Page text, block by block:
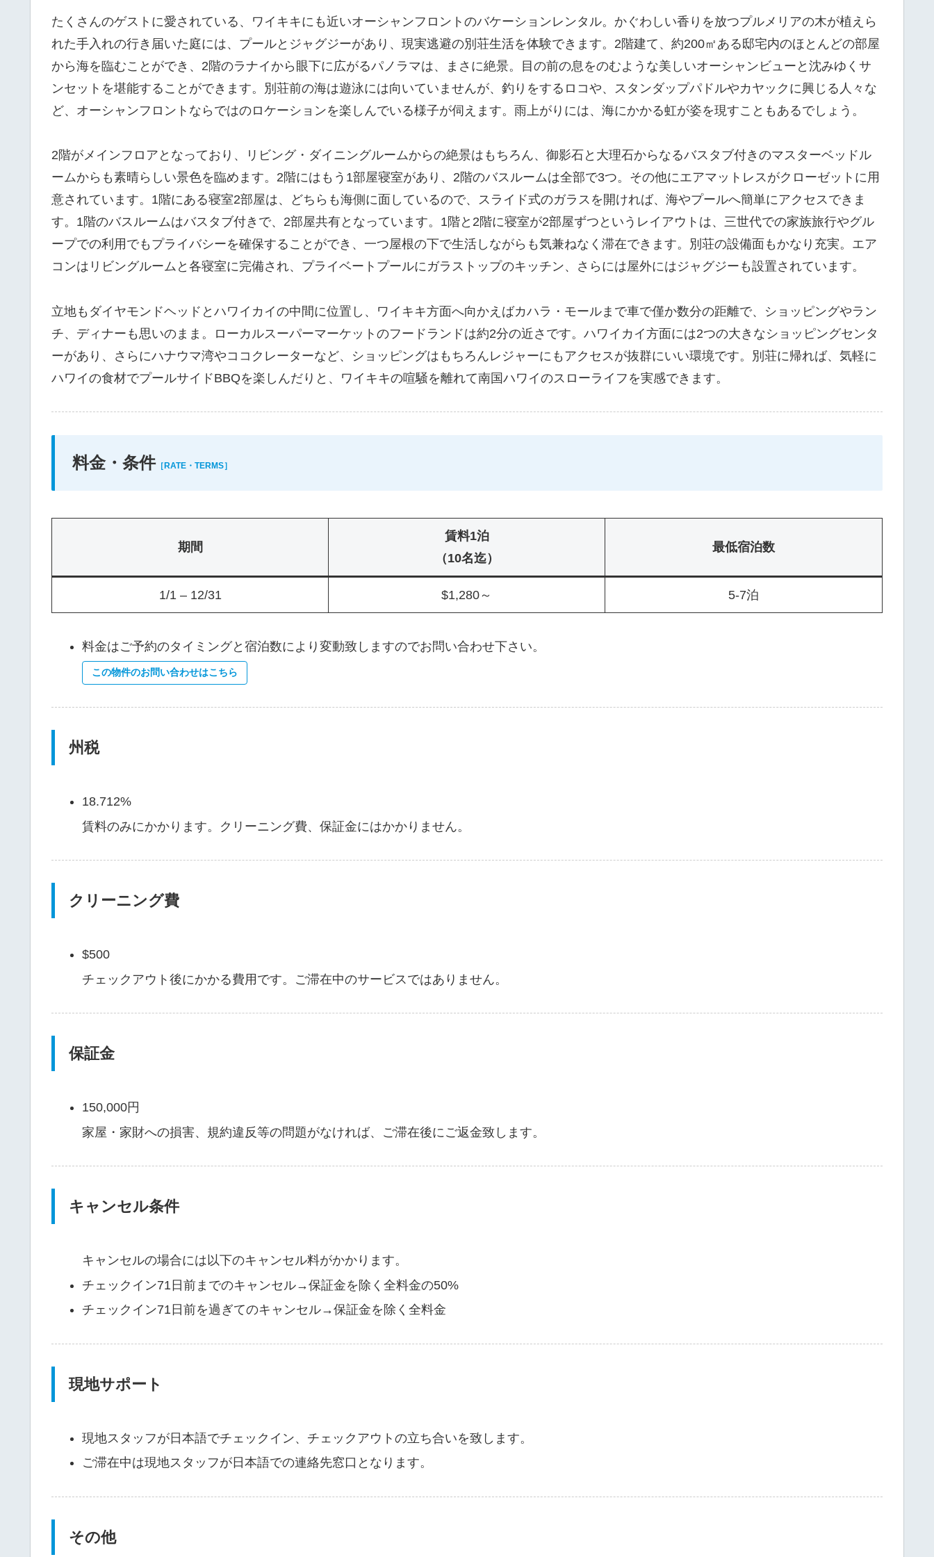
たくさんのゲストに愛されている、ワイキキにも近いオーシャンフロントのバケーションレンタル。かぐわしい香りを放つプルメリアの木が植えら
れた手入れの行き届いた庭には、プールとジャグジーがあり、現実逃避の別荘生活を体験できます。2階建て、約200㎡ある邸宅内のほとんどの部屋
から海を臨むことができ、2階のラナイから眼下に広がるパノラマは、まさに絶景。目の前の息をのむような美しいオーシャンビューと沈みゆくサ
ンセットを堪能することができます。別荘前の海は遊泳には向いていませんが、釣りをするロコや、スタンダップパドルやカヤックに興じる人々な
ど、オーシャンフロントならではのロケーションを楽しんでいる様子が伺えます。雨上がりには、海にかかる虹が姿を現すこともあるでしょう。
2階がメインフロアとなっており、リビング・ダイニングルームからの絶景はもちろん、御影石と大理石からなるバスタブ付きのマスターベッドル
ームからも素晴らしい景色を臨めます。2階にはもう1部屋寝室があり、2階のバスルームは全部で3つ。その他にエアマットレスがクローゼットに用
意されています。1階にある寝室2部屋は、どちらも海側に面しているので、スライド式のガラスを開ければ、海やプールへ簡単にアクセスできま
す。1階のバスルームはバスタブ付きで、2部屋共有となっています。1階と2階に寝室が2部屋ずつというレイアウトは、三世代での家族旅行やグル
ープでの利用でもプライバシーを確保することができ、一つ屋根の下で生活しながらも気兼ねなく滞在できます。別荘の設備面もかなり充実。エア
コンはリビングルームと各寝室に完備され、プライベートプールにガラストップのキッチン、さらには屋外にはジャグジーも設置されています。
立地もダイヤモンドヘッドとハワイカイの中間に位置し、ワイキキ方面へ向かえばカハラ・モールまで車で僅か数分の距離で、ショッピングやラン
チ、ディナーも思いのまま。ローカルスーパーマーケットのフードランドは約2分の近さです。ハワイカイ方面には2つの大きなショッピングセンタ
ーがあり、さらにハナウマ湾やココクレーターなど、ショッピングはもちろんレジャーにもアクセスが抜群にいい環境です。別荘に帰れば、気軽に
ハワイの食材でプールサイドBBQを楽しんだりと、ワイキキの喧騒を離れて南国ハワイのスローライフを実感できます。
料金・条件［RATE・TERMS］
期間
賃料1泊
（10名迄）
最低宿泊数
1/1 – 12/31 $1,280～ 5-7泊
料金はご予約のタイミングと宿泊数により変動致しますのでお問い合わせ下さい。
この物件のお問い合わせはこちら
州税
18.712%
賃料のみにかかります。クリーニング費、保証金にはかかりません。
クリーニング費
$500
チェックアウト後にかかる費用です。ご滞在中のサービスではありません。
保証金
150,000円
家屋・家財への損害、規約違反等の問題がなければ、ご滞在後にご返金致します。
キャンセル条件
キャンセルの場合には以下のキャンセル料がかかります。
チェックイン71日前までのキャンセル→保証金を除く全料金の50%
チェックイン71日前を過ぎてのキャンセル→保証金を除く全料金
現地サポート
現地スタッフが日本語でチェックイン、チェックアウトの立ち合いを致します。
ご滞在中は現地スタッフが日本語での連絡先窓口となります。
その他